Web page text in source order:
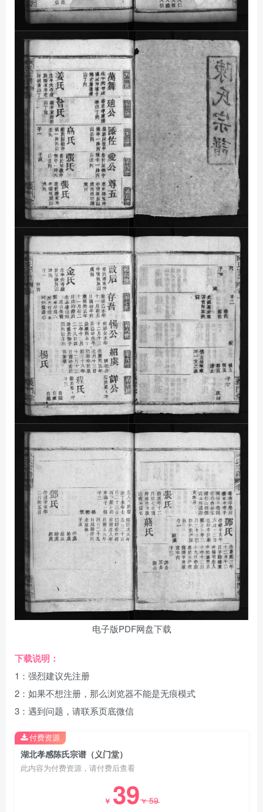
电子版PDF网盘下载
下载说明：
1：强烈建议先注册
2：如果不想注册，那么浏览器不能是无痕模式
3：遇到问题，请联系页底微信
湖北孝感陈氏宗谱（义门堂）
此内容为付费资源，请付费后查看
￥ 39￥59
付费资源